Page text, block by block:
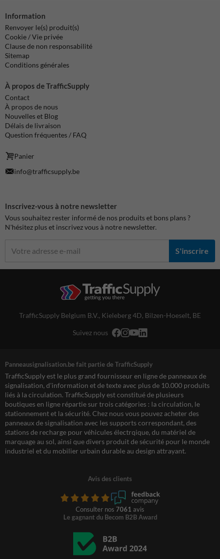
Information
Renvoyer le(s) produit(s)
Cookie / Vie privée
Clause de non responsabilité
Sitemap
Conditions générales
À propos de TrafficSupply
Contact
À propos de nous
Nouvelles et Blog
Délais de livraison
Question fréquentes / FAQ
Panier
info@trafficsupply.be
Inscrivez-vous à notre newsletter
Vous souhaitez rester informé de nos produits et bons plans ?
N'hésitez plus et inscrivez vous à notre newsletter.
S'inscrire
TrafficSupply Belgium B.V., Kieleberg 4D, Bilzen-Hoeselt, BE
Suivez nous
Panneausignalisation.be fait partie de TrafficSupply
TrafficSupply est le plus grand fournisseur en ligne de panneaux de
signalisation, d'information et de texte avec plus de 10.000 produits
liés à la circulation. TrafficSupply est constitué de plusieurs
boutiques en ligne répartie sur trois catégories : la circulation, le
stationnement et la sécurité. Chez nous vous pouvez acheter des
panneaux de signalisation avec les supports correspondant, des
stations de recharge pour véhicules électrqique, du matériel de
marquage au sol, ainsi que divers produit de sécurité pour le monde
industriel et du mobilier urbain durable au design attrayant.
Avis des clients
Consulter nos 7061 avis
Le gagnant du Becom B2B Award